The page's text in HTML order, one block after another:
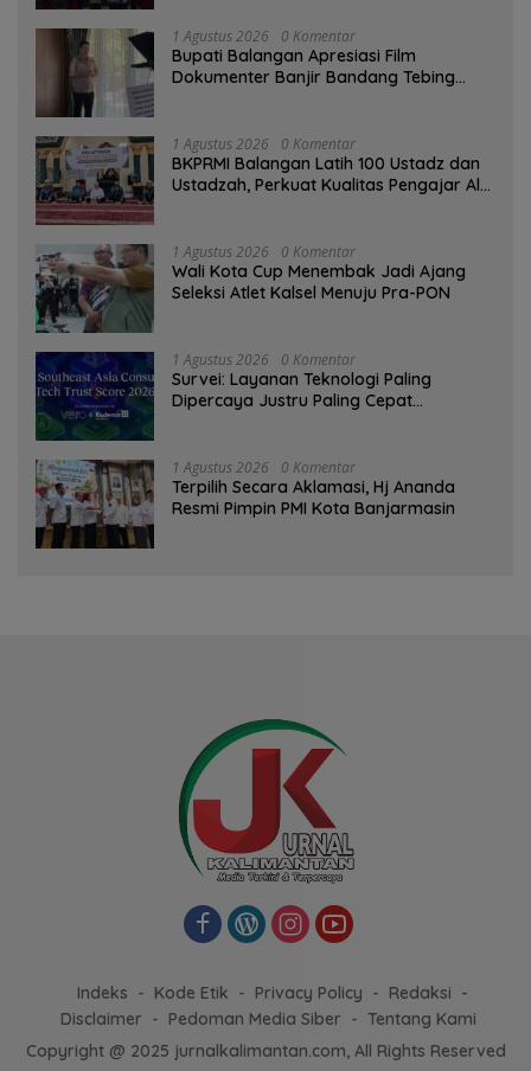
1 Agustus 2026 0 Komentar
Bupati Balangan Apresiasi Film
Dokumenter Banjir Bandang Tebing
1 Agustus 2026 0 Komentar
BKPRMI Balangan Latih 100 Ustadz dan
Ustadzah, Perkuat Kualitas Pengajar Al-
1 Agustus 2026 0 Komentar
Wali Kota Cup Menembak Jadi Ajang
Seleksi Atlet Kalsel Menuju Pra-PON
1 Agustus 2026 0 Komentar
Survei: Layanan Teknologi Paling
Dipercaya Justru Paling Cepat
1 Agustus 2026 0 Komentar
‎Terpilih Secara Aklamasi, Hj Ananda
Resmi Pimpin PMI Kota Banjarmasin
Indeks Kode Etik Privacy Policy
Redaksi
Disclaimer
Pedoman Media Siber
Tentang Kami
Copyright @ 2025 jurnalkalimantan.com, All Rights Reserved